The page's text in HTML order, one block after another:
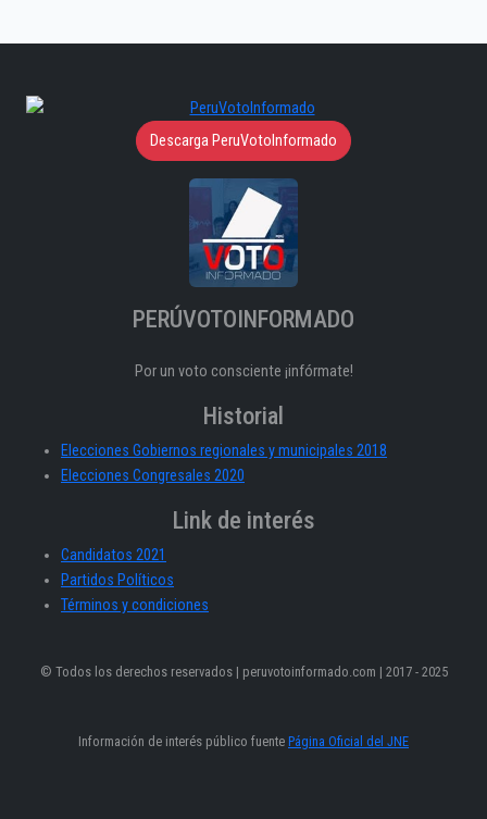
Descarga PeruVotoInformado
PERÚVOTOINFORMADO
Por un voto consciente ¡infórmate!
Historial
Elecciones Gobiernos regionales y municipales 2018
Elecciones Congresales 2020
Link de interés
Candidatos 2021
Partidos Políticos
Términos y condiciones
© Todos los derechos reservados | peruvotoinformado.com | 2017 - 2025
Información de interés público fuente Página Oficial del JNE